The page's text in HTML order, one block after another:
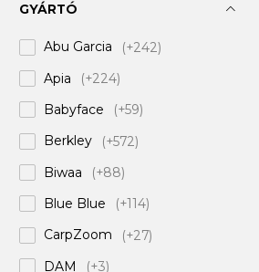
GYÁRTÓ
Abu Garcia
(+242)
Apia
(+224)
Babyface
(+59)
Berkley
(+572)
Biwaa
(+88)
Blue Blue
(+114)
CarpZoom
(+27)
DAM
(+3)